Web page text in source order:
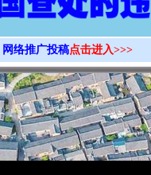
网络推广投稿点击进入>>>